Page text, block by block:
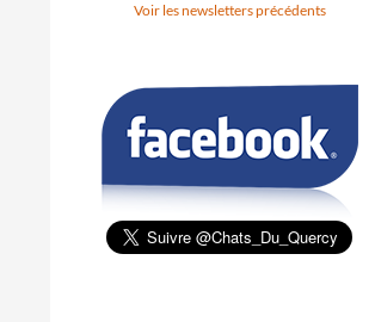
Voir les newsletters précédents